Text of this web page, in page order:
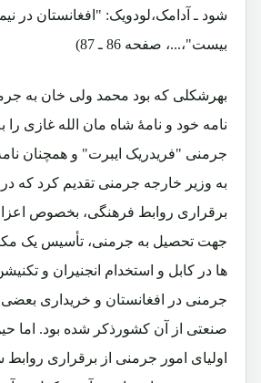
شود ـ آدامک،لودویک: "افغانستان در
بیست"،...، صفحه 86 ـ 87)
بهرشکلی که بود محمد ولی خان به
نامه خود و نامۀ شاه مان الله غازی را
جرمنی "فریدریک ایبرت" و همچنان
به وزیر خارجه جرمنی تقدیم کرد که در
برقراری روابط فرهنگی، بخصوص
جهت تحصیل به جرمنی، تأسیس یک
ها در کابل و استخدام انجنیران و
جرمنی در افغانستان و خریداری
صنعتی از آن کشورذکر شده بود. اما
اولیای امور جرمنی از برقراری